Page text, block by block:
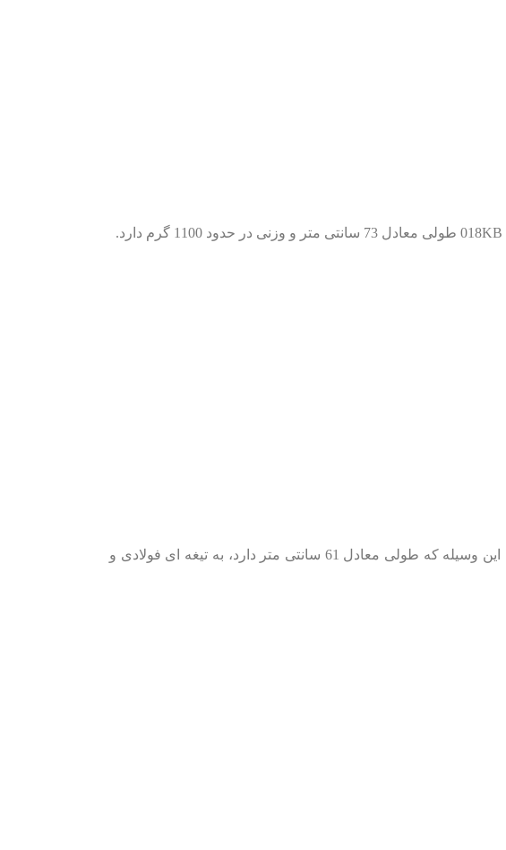
قیچی شمشاد زن بهکو تایوان را می توان از بهترین ابزار های هرس علف و شمشاد و هر گونه گیاه زینتی توده ای دانست. این وسیله که طولی معادل 61 سانتی متر دارد، به تیغه ای فولادی و